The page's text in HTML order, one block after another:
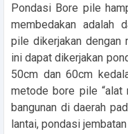
Pondasi Bore pile
membedakan adalah
pile dikerjakan dengan
ini dapat dikerjakan
50cm dan 60cm
metode bore pile “alat
bangunan di daerah
lantai, pondasi